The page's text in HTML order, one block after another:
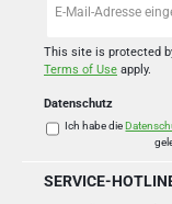
Mail-
*
This site is protected
Terms of Use apply.
Datenschutz
Ich habe die
SERVICE-